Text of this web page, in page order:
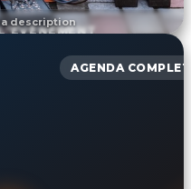
description
AGENDA COMPLET